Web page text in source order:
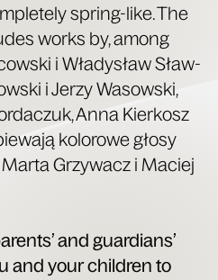
spring-like. The
works by, among
i Władysław Sław­
i Jerzy Wasows­ki,
Anna Kierkosz
kolorowe głosy
Grzywacz i Maciej
and guardians’
and your chil­dren to